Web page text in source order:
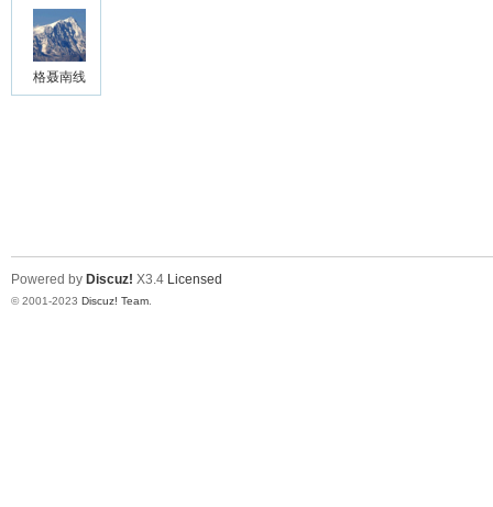
格聂南线
Powered by Discuz! X3.4 Licensed
© 2001-2023 Discuz! Team